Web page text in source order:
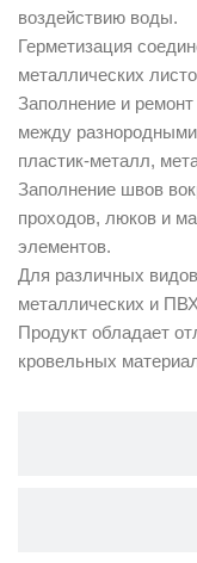
воздействию воды.
Герметизация
металлических
Заполнение и
между
пластик-металл,
Заполнение швов
проходов, люков и
элементов.
Для различных
металлических и
Продукт обладает
кровельных